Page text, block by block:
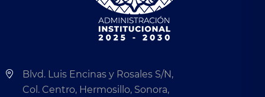
Blvd. Luis Encinas y Rosales S/N,
Col. Centro, Hermosillo, Sonora,